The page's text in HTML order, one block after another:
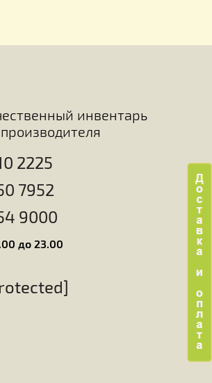
инвентарь
2225
7952
9000
до 23.00